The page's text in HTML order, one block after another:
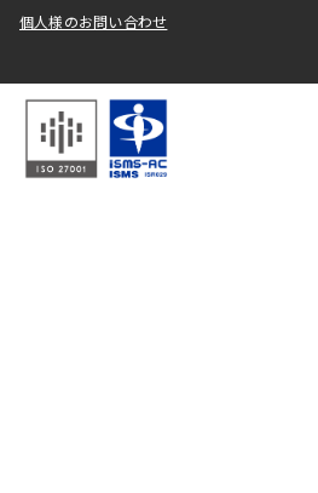
個人様のお問い合わせ